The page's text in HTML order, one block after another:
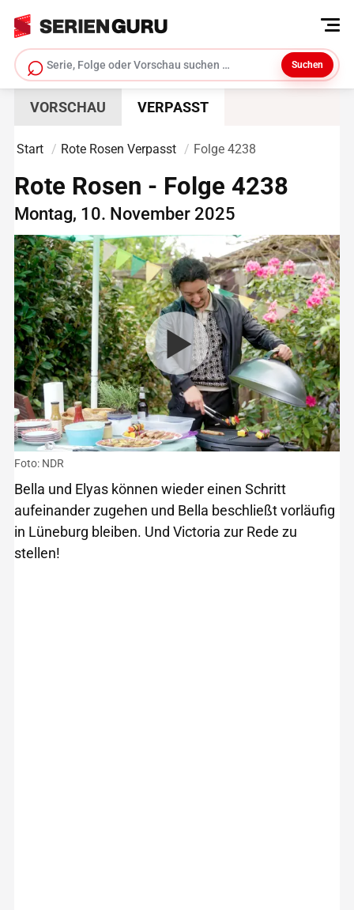
⌕
Serie suchen
Suchen
VORSCHAU VERPASST
Start Rote Rosen Verpasst Folge 4238
Rote Rosen - Folge 4238
Montag, 10. November 2025
Foto: NDR
Bella und Elyas können wieder einen Schritt
aufeinander zugehen und Bella beschließt vorläufig
in Lüneburg bleiben. Und Victoria zur Rede zu
stellen!